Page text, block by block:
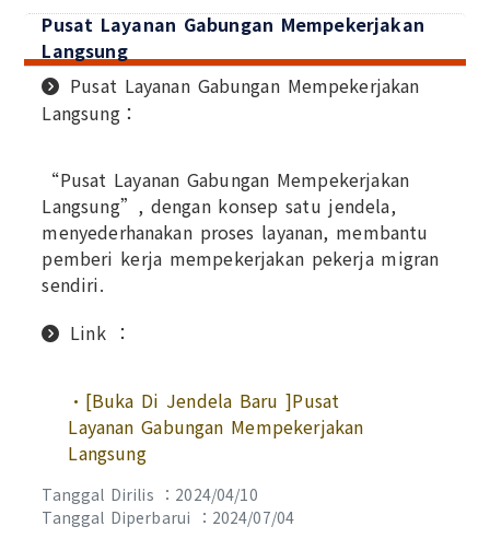
Pusat Layanan Gabungan Mempekerjakan
Langsung
Pusat Layanan Gabungan Mempekerjakan
Langsung：
“Pusat Layanan Gabungan Mempekerjakan
Langsung”, dengan konsep satu jendela,
menyederhanakan proses layanan, membantu
pemberi kerja mempekerjakan pekerja migran
sendiri.
Link ：
•[Buka Di Jendela Baru ]Pusat
Layanan Gabungan Mempekerjakan
Langsung
Tanggal Dirilis ：2024/04/10
Tanggal Diperbarui ：2024/07/04